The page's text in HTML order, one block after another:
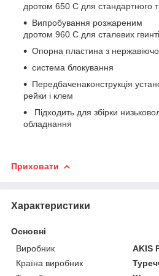
дротом 650 C для стандартного
Випробування розжареним
дротом 960 C для сталевих
Опорна пластина з
система блокування
Передбаченаконструкція
рейки і клем
Підходить для збірки
обладнання
Приховати
Характеристики
Основні
Виробник
AKIS
Країна виробник